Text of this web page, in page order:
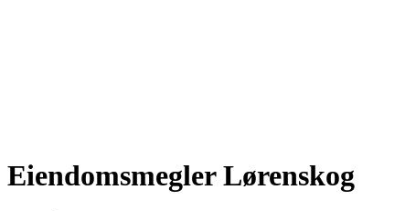
Eiendomsmegler Lørenskog